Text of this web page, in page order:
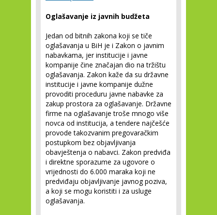
Oglašavanje iz javnih budžeta
Jedan od bitnih zakona koji se tiče
oglašavanja u BiH je i Zakon o javnim
nabavkama, jer institucije i javne
kompanije čine značajan dio na tržištu
oglašavanja. Zakon kaže da su državne
institucije i javne kompanije dužne
provoditi proceduru javne nabavke za
zakup prostora za oglašavanje. Državne
firme na oglašavanje troše mnogo više
novca od institucija, a tendere najčešće
provode takozvanim pregovaračkim
postupkom bez objavljivanja
obavještenja o nabavci. Zakon predviđa
i direktne sporazume za ugovore o
vrijednosti do 6.000 maraka koji ne
predviđaju objavljivanje javnog poziva,
a koji se mogu koristiti i za usluge
oglašavanja.